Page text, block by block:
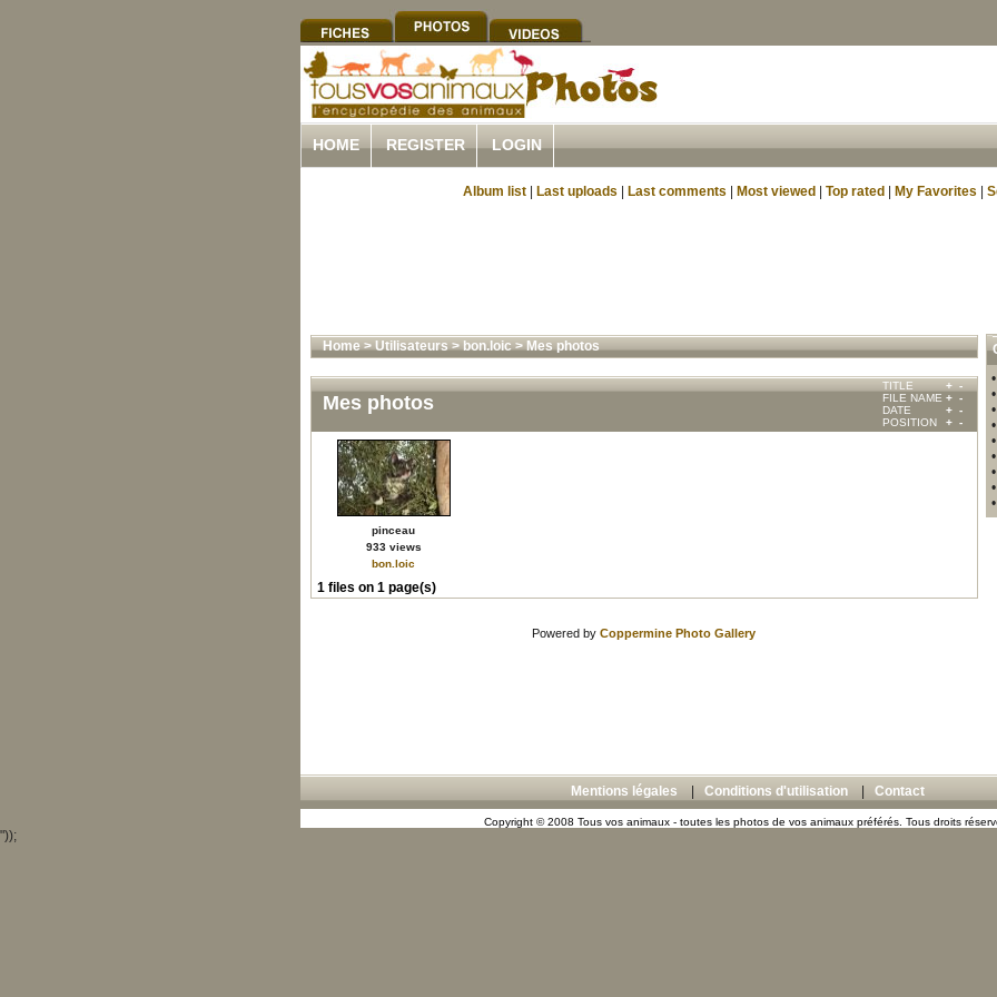
HOME REGISTER LOGIN
Album list Last uploads Last comments Most viewed Top rated My Favorites
Home>Utilisateurs>bon.loic>Mes photos
Mes photos
TITLE + -
FILE NAME + -
DATE
+ -
POSITION
+ -
pinceau
933 views
bon.loic
1 files on 1 page(s)
Powered by Coppermine Photo Gallery
•
•
•
•
Mentions légales Conditions d'utilisation Contact
Copyright © 2008 Tous vos animaux - toutes les photos de vos animaux préférés. Tous droits
"));